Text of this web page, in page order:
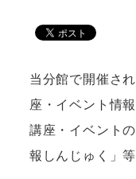
当分館で開催さ
座・イベント情
講座・イベント
報しんじゅく」